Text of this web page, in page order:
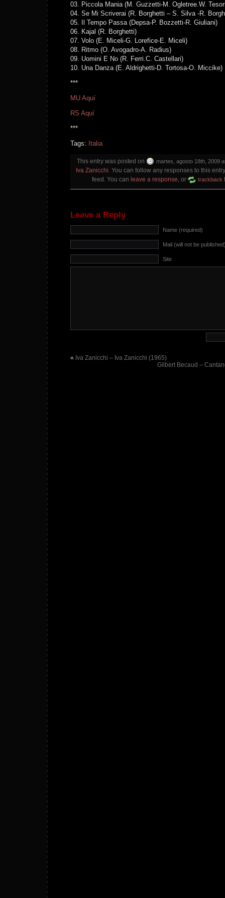
03. Piccola Mania (M. Guzzetti-M. Ogletree.W.
04. Se Mi Scriverai (R. Borghetti – S. Silva -R.
05. Il Tempo Passa (Depsa-P. Bozzetti-R. Giuliani)
06. Kajal (R. Borghetti)
07. Volo (E. Miceli-G. Lorefice-E. Miceli)
08. Ritmo (O. Avogadro-A. Radius)
09. Uomini E No (R. Ferri.C. Castellari)
10. Una Danza (E. Aldrighetti-D. Tortosa-O. Miccike)
***
MU Aquí
RS Aquí
***
Tags: Italia
This entry was posted on martes, agosto 18th, 2009
Iva Zanicchi. You can follow any responses to this
feed. You can leave a response, or trackback
Leave a Reply
Name (required)
Mail (will not be
Site
« Iva Zanicchi – Iva Zanicchi (1965)
Gilbert Becaud –